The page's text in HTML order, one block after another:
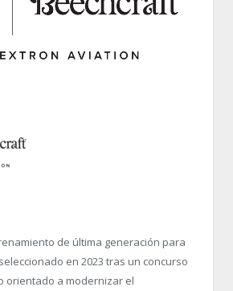
de última generación para
en 2023 tras un concurso
orientado a modernizar el